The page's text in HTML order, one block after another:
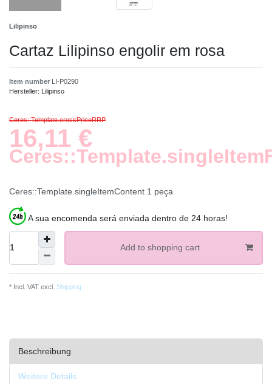
Lilipinso
Cartaz Lilipinso engolir em rosa
Item number LI-P0290
Hersteller: Lilipinso
Ceres::Template.crossPriceRRP
16,11 €
Ceres::Template.singleItemContent 1 peça
A sua encomenda será enviada dentro de 24 horas!
Add to shopping cart
* Incl. VAT excl. Shipping
Beschreibung
Weitere Details